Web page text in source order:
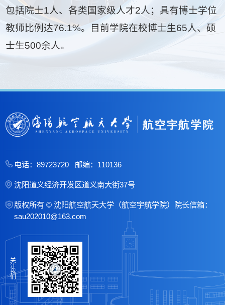
包括院士1人、各类国家级人才2人；具有博士学位
教师比例达76.1%。目前学院在校博士生65人、硕
士生500余人。
电话：89723720 邮编：110136
沈阳道义经济开发区道义南大街37号
版权所有 © 沈阳航空航天大学（航空宇航学院）院长信箱：
sau202010@163.com
关
注
我
们